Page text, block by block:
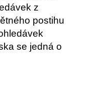
z
postihu
se jedná o